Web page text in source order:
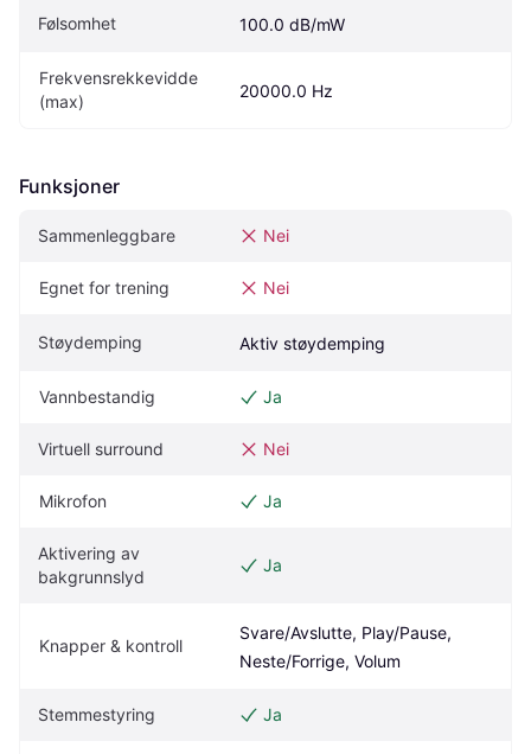
Følsomhet 100.0 dB/mW
Frekvensrekkevidde
(max)
20000.0 Hz
Funksjoner
Sammenleggbare Nei
Egnet for trening Nei
Støydemping Aktiv støydemping
Vannbestandig Ja
Virtuell surround Nei
Mikrofon Ja
Aktivering av
bakgrunnslyd
Ja
Knapper & kontroll
Svare/Avslutte, Play/Pause,
Neste/Forrige, Volum
Stemmestyring Ja